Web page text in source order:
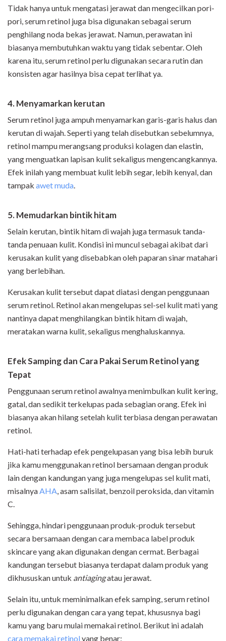
Tidak hanya untuk mengatasi jerawat dan mengecilkan pori-
pori, serum retinol juga bisa digunakan sebagai serum
penghilang noda bekas jerawat. Namun, perawatan ini
biasanya membutuhkan waktu yang tidak sebentar. Oleh
karena itu, serum retinol perlu digunakan secara rutin dan
konsisten agar hasilnya bisa cepat terlihat ya.
4. Menyamarkan kerutan
Serum retinol juga ampuh menyamarkan garis-garis halus dan
kerutan di wajah. Seperti yang telah disebutkan sebelumnya,
retinol mampu merangsang produksi kolagen dan elastin,
yang menguatkan lapisan kulit sekaligus mengencangkannya.
Efek inilah yang membuat kulit lebih segar, lebih kenyal, dan
tampak awet muda.
5. Memudarkan bintik hitam
Selain kerutan, bintik hitam di wajah juga termasuk tanda-
tanda penuaan kulit. Kondisi ini muncul sebagai akibat dari
kerusakan kulit yang disebabkan oleh paparan sinar matahari
yang berlebihan.
Kerusakan kulit tersebut dapat diatasi dengan penggunaan
serum retinol. Retinol akan mengelupas sel-sel kulit mati yang
nantinya dapat menghilangkan bintik hitam di wajah,
meratakan warna kulit, sekaligus menghaluskannya.
Efek Samping dan Cara Pakai Serum Retinol yang
Tepat
Penggunaan serum retinol awalnya menimbulkan kulit kering,
gatal, dan sedikit terkelupas pada sebagian orang. Efek ini
biasanya akan hilang setelah kulit terbiasa dengan perawatan
retinol.
Hati-hati terhadap efek pengelupasan yang bisa lebih buruk
jika kamu menggunakan retinol bersamaan dengan produk
lain dengan kandungan yang juga mengelupas sel kulit mati,
misalnyaAHA, asam salisilat, benzoil peroksida, dan vitamin
C.
Sehingga, hindari penggunaan produk-produk tersebut
secara bersamaan dengan cara membaca label produk
skincare yang akan digunakan dengan cermat. Berbagai
kandungan tersebut biasanya terdapat dalam produk yang
dikhususkan untuk antiagingatau jerawat.
Selain itu, untuk meminimalkan efek samping, serum retinol
perlu digunakan dengan cara yang tepat, khususnya bagi
kamu yang baru mulai memakai retinol. Berikut ini adalah
cara memakai retinolyang benar: